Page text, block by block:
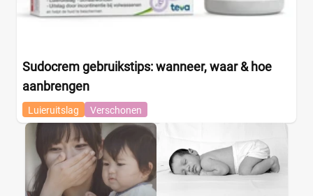
Sudocrem gebruikstips: wanneer, waar & hoe
aanbrengen
Luieruitslag Verschonen